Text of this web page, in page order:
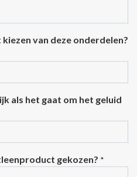
van deze onderdelen?
als het gaat om het geluid
gekozen? *